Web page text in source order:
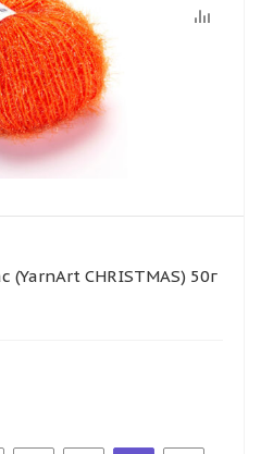
(YarnArt CHRISTMAS) 50г